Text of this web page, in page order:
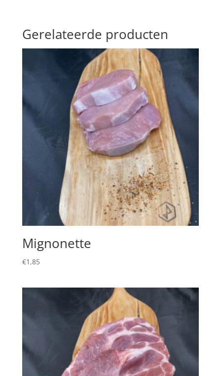
Gerelateerde producten
Mignonette
€1,85